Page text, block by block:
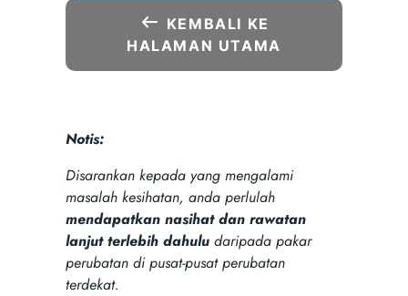
KEMBALI KE
HALAMAN UTAMA
Notis:
Disarankan kepada yang mengalami
masalah kesihatan, anda perlulah
mendapatkan nasihat dan rawatan
lanjut terlebih dahuludaripada pakar
perubatan di pusat-pusat perubatan
terdekat.